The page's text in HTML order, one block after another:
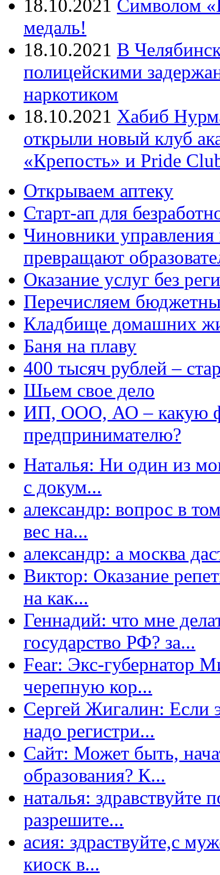
18.10.2021 Символом
медаль!
18.10.2021 В
полицейскими
наркотиком
18.10.2021 Хабиб
открыли новый клуб
«Крепость» и Pride
Открываем аптеку
Старт-ап для
Чиновники
превращают
Оказание услуг без
Перечисляем
Кладбище домашних
Баня на плаву
400 тысяч рублей –
Шьем свое дело
ИП, ООО, АО – какую
предпринимателю?
Наталья: Ни один из
с докум...
александр: вопрос в
вес на...
александр: а москва
Виктор: Оказание
на как...
Геннадий: что мне
государство РФ? за...
Fear: Экс-губернатор
черепную кор...
Сергей Жигалин: Если
надо регистри...
Сайт: Может быть,
образования? К...
наталья: здравствуйте
разрешите...
асия: здраствуйте,с
киоск в...